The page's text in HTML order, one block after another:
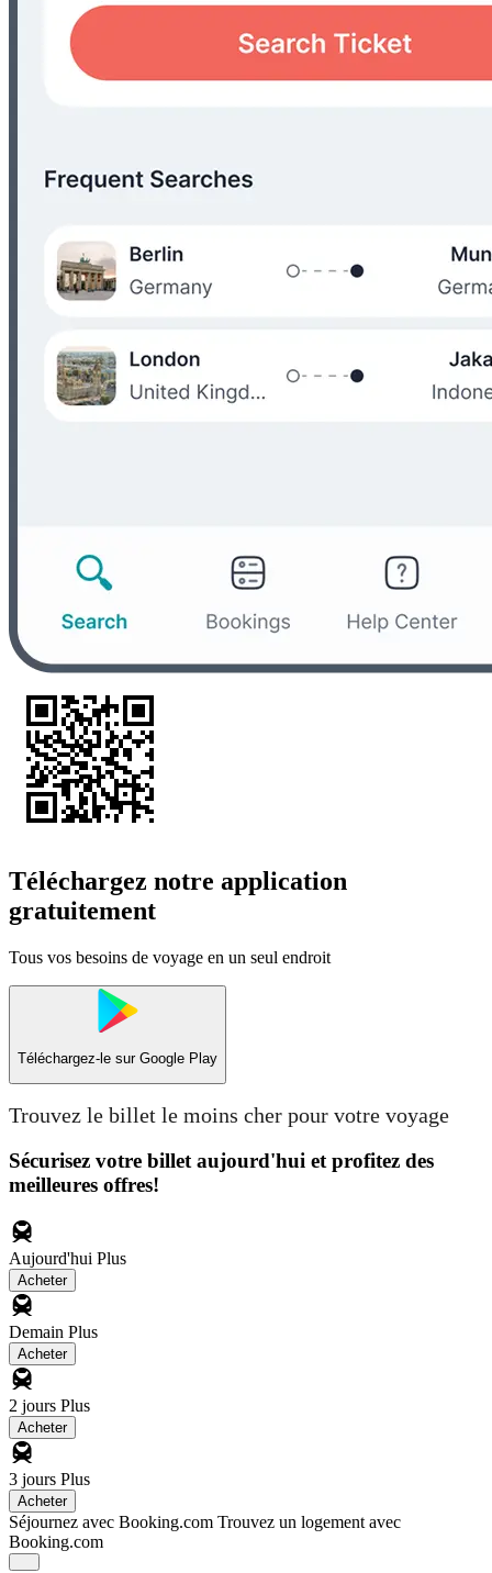
Téléchargez notre application
gratuitement
Tous vos besoins de voyage en un seul endroit
Téléchargez-le sur Google Play
Trouvez le billet le moins cher pour votre voyage
Sécurisez votre billet aujourd'hui et profitez des
meilleures offres!
Aujourd'hui Plus
Acheter
Demain Plus
Acheter
2 jours Plus
Acheter
3 jours Plus
Acheter
Séjournez avec Booking.com Trouvez un logement avec
Booking.com